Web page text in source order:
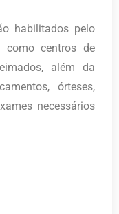
habilitados pelo
como centros de
além da
órteses,
necessários